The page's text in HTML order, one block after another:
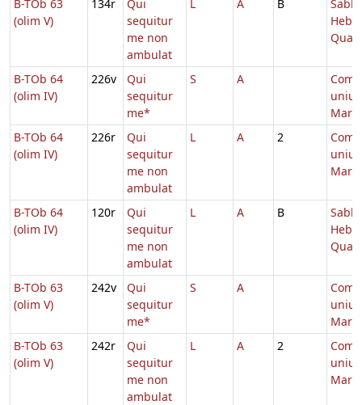
B-TOb 63
(olim V)
134r
Qui
sequitur
me non
ambulat
L A B
Sabb.
B-TOb 64
(olim IV)
226v
Qui
sequitur
me*
S A
unius
B-TOb 64
(olim IV)
226r
Qui
sequitur
me non
ambulat
L A 2
unius
B-TOb 64
(olim IV)
120r
Qui
sequitur
me non
ambulat
L A B
Sabb.
B-TOb 63
(olim V)
242v
Qui
sequitur
me*
S A
unius
B-TOb 63
(olim V)
242r
Qui
sequitur
me non
ambulat
L A 2
unius